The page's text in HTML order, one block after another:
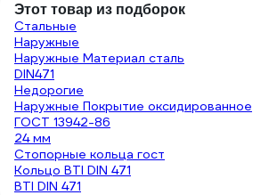
Этот товар из подборок
Стальные
Наружные
Наружные Материал сталь
DIN471
Недорогие
Наружные Покрытие оксидированное
ГОСТ 13942-86
24 мм
Стопорные кольца гост
Кольцо BTI DIN 471
BTI DIN 471